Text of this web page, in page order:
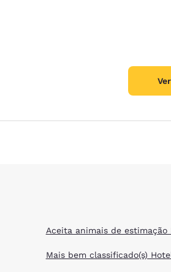
Aceita animais de estimação
Mais bem classificado(s)